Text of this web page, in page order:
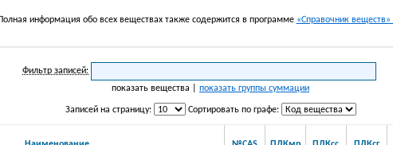
Полная информация обо всех веществах также содержится в программе «Справочник веществ»
Фильтр записей:
показать вещества | показать группы суммации
Записей на страницу: Сортировать по графе: